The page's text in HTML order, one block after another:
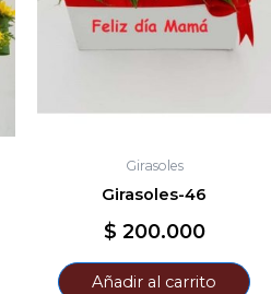
Girasoles
Girasoles-46
$ 200.000
Añadir al carrito